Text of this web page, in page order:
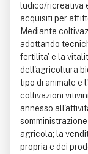
ludico/ricreativa
acquisiti per
Mediante
adottando
fertilita' e la
dell'agricoltura
tipo di animale e
coltivazioni
annesso
agricola; la
propria e dei